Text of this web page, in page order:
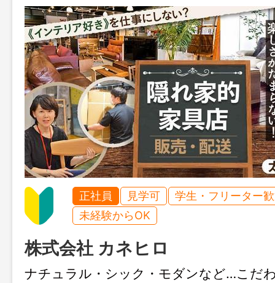
正社員 見学可
学生・フリーター
未経験からOK
株式会社 カネヒロ
ナチュラル・シック・モダンなど…こだ